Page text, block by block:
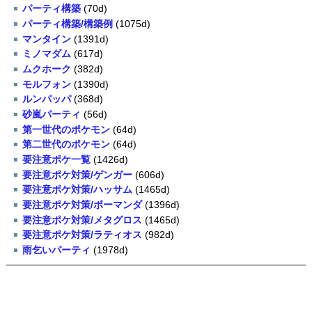
パーティ構築 (70d)
パーティ構築/構築例 (1075d)
マンタイン (1391d)
ミノマダム (617d)
ムクホーク (382d)
モルフォン (1390d)
ルンパッパ(368d)
砂嵐パーティ (56d)
第一世代のポケモン (64d)
第二世代のポケモン (64d)
要注意ポケ一覧 (1426d)
要注意ポケ対策/ゲンガー (606d)
要注意ポケ対策/ハッサム (1465d)
要注意ポケ対策/ボーマンダ(1396d)
要注意ポケ対策/メタグロス (1465d)
要注意ポケ対策/ラティオス (982d)
雨乞いパーティ (1978d)